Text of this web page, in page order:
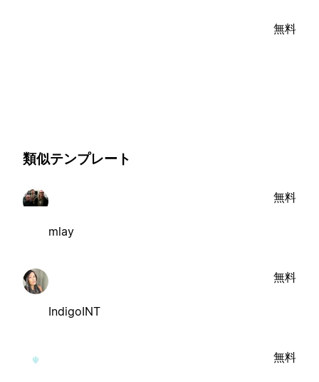
無料
類似テンプレート
mlay
無料
IndigoINT
無料
無料